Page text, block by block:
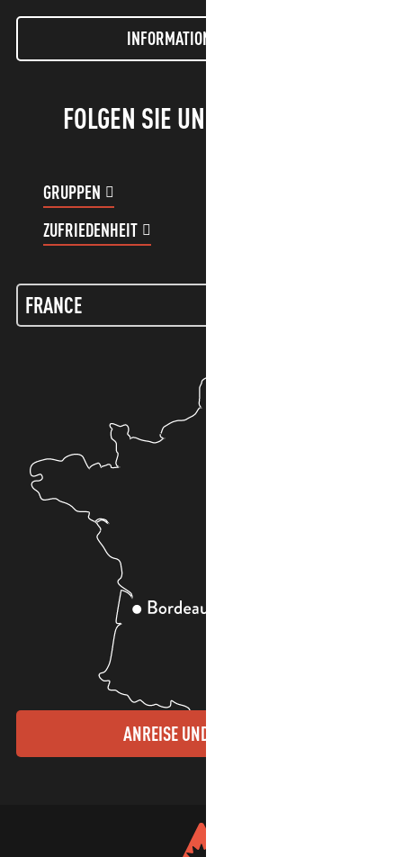
INFORMATIONEN LETTER
FOLGEN SIE UNS!
GRUPPEN
ZUFRIEDENHEIT
ANREISE UND KONTAKTE